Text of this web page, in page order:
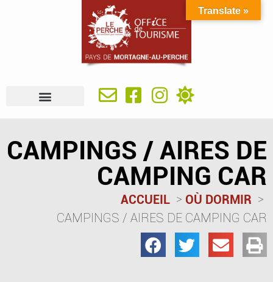
CAMPINGS / AIRES DE
CAMPING CAR
ACCUEIL
OÙ DORMIR
CAMPINGS / AIRES DE CAMPING CAR
Translate »